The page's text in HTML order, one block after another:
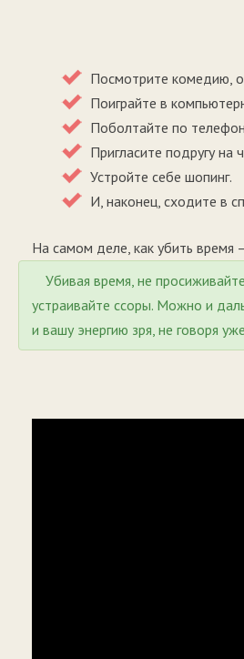
Посмотрите комедию,
Поиграйте в
Поболтайте по
Пригласите подругу на
Устройте себе шопинг.
И, наконец, сходите в
На самом деле, как убить время
Убивая время, не
устраивайте ссоры. Можно и
и вашу энергию зря, не говоря